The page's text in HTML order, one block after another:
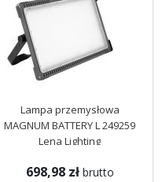
Lampa przemysłowa
MAGNUM BATTERY L 249259
Lena Lighting
698,98 zł brutto